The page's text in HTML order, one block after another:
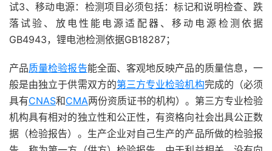
试3、移动电源：检测项目必须包括：标记和说明检查、跌
落试验、放电性能电源适配器、移动电源检测依据
GB4943，锂电池检测依据GB18287；
产品质量检验报告能全面、客观地反映产品的质量信息，一
般是由独立于供需双方的第三方专业检验机构完成的（必须
具有CNAS和CMA两份资质证书的机构）。第三方专业检验
机构具有相对的独立性和公正性，有资格向社会出具公正数
据（检验报告）。生产企业对自己生产的产品所做的检验报